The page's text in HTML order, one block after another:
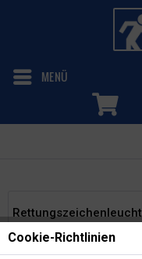
MENÜ
Cookie-Richtlinien